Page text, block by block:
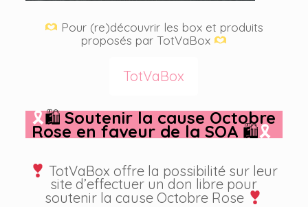
Pour (re)découvrir les box et produits
proposés par TotVaBox
TotVaBox
🎗🛍 Soutenir la cause Octobre
Rose en faveur de la SOA 🛍🎗
TotVaBox offre la possibilité sur leur
site d’effectuer un don libre pour
soutenir la cause Octobre Rose